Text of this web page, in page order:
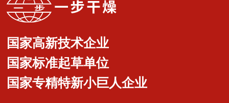
国家高新技术企业
国家标准起草单位
国家专精特新小巨人企业